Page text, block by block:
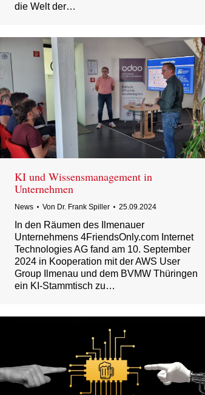
die Welt der…
KI und Wissensmanagement in
Unternehmen
News Von Dr. Frank Spiller 25.09.2024
In den Räumen des Ilmenauer
Unternehmens 4FriendsOnly.com Internet
Technologies AG fand am 10. September
2024 in Kooperation mit der AWS User
Group Ilmenau und dem BVMW Thüringen
ein KI-Stammtisch zu…